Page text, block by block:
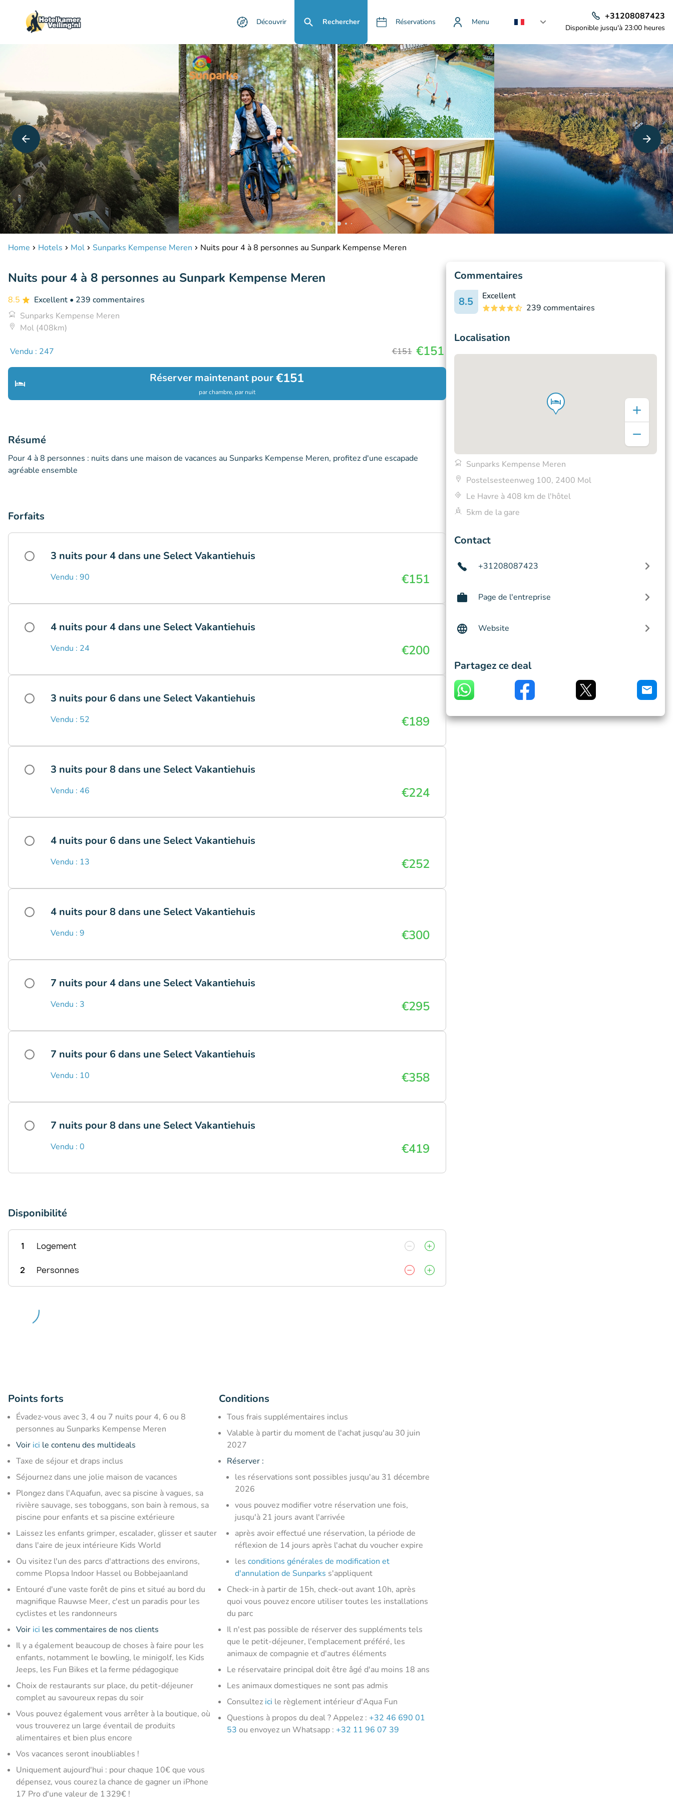
Découvrir Rechercher Réservations Menu
+31208087423
Disponible jusqu'à 23:00 heures
Home Hotels Mol Sunparks Kempense Meren Nuits pour 4 à 8 personnes au Sunpark Kempense Meren
Nuits pour 4 à 8 personnes au Sunpark Kempense Meren
8.5 Excellent • 239 commentaires
Sunparks Kempense Meren
Mol (408km)
Vendu : 247 €151 €151
Réserver maintenant pour€151
par chambre, par nuit
Résumé
Pour 4 à 8 personnes : nuits dans une maison de vacances au Sunparks Kempense Meren, profitez d'une escapade
agréable ensemble
Forfaits
3 nuits pour 4 dans une Select Vakantiehuis
Vendu : 90 €151
4 nuits pour 4 dans une Select Vakantiehuis
Vendu : 24 €200
3 nuits pour 6 dans une Select Vakantiehuis
Vendu : 52 €189
3 nuits pour 8 dans une Select Vakantiehuis
Vendu : 46 €224
4 nuits pour 6 dans une Select Vakantiehuis
Vendu : 13 €252
4 nuits pour 8 dans une Select Vakantiehuis
Vendu : 9 €300
7 nuits pour 4 dans une Select Vakantiehuis
Vendu : 3 €295
7 nuits pour 6 dans une Select Vakantiehuis
Vendu : 10 €358
7 nuits pour 8 dans une Select Vakantiehuis
Vendu : 0 €419
Disponibilité
1 Logement
2 Personnes
Points forts
Évadez-vous avec 3, 4 ou 7 nuits pour 4, 6 ou 8
personnes au Sunparks Kempense Meren
Voir ici le contenu des multideals
Taxe de séjour et draps inclus
Séjournez dans une jolie maison de vacances
Plongez dans l'Aquafun, avec sa piscine à vagues, sa
rivière sauvage, ses toboggans, son bain à remous, sa
piscine pour enfants et sa piscine extérieure
Laissez les enfants grimper, escalader, glisser et sauter
dans l'aire de jeux intérieure Kids World
Ou visitez l'un des parcs d'attractions des environs,
comme Plopsa Indoor Hassel ou Bobbejaanland
Entouré d'une vaste forêt de pins et situé au bord du
magnifique Rauwse Meer, c'est un paradis pour les
cyclistes et les randonneurs
Voir ici les commentaires de nos clients
Il y a également beaucoup de choses à faire pour les
enfants, notamment le bowling, le minigolf, les Kids
Jeeps, les Fun Bikes et la ferme pédagogique
Choix de restaurants sur place, du petit-déjeuner
complet au savoureux repas du soir
Vous pouvez également vous arrêter à la boutique, où
vous trouverez un large éventail de produits
alimentaires et bien plus encore
Vos vacances seront inoubliables !
Uniquement aujourd'hui : pour chaque 10€ que vous
dépensez, vous courez la chance de gagner un iPhone
17 Pro d'une valeur de 1 329€ !
Conditions
Tous frais supplémentaires inclus
Valable à partir du moment de l'achat jusqu'au 30 juin
2027
Réserver :
les réservations sont possibles jusqu'au 31 décembre
2026
vous pouvez modifier votre réservation une fois,
jusqu'à 21 jours avant l'arrivée
après avoir effectué une réservation, la période de
réflexion de 14 jours après l'achat du voucher expire
lesconditions générales de modification et
d'annulation de Sunparks s'appliquent
Check-in à partir de 15h, check-out avant 10h, après
quoi vous pouvez encore utiliser toutes les installations
du parc
Il n'est pas possible de réserver des suppléments tels
que le petit-déjeuner, l'emplacement préféré, les
animaux de compagnie et d'autres éléments
Le réservataire principal doit être âgé d'au moins 18 ans
Les animaux domestiques ne sont pas admis
Consultez ici le règlement intérieur d'Aqua Fun
Questions à propos du deal ? Appelez :+32 46 690 01
53 ou envoyez un Whatsapp :+32 11 96 07 39
Commentaires
8.5
Excellent
239 commentaires
Localisation
Sunparks Kempense Meren
Postelsesteenweg 100, 2400 Mol
Le Havre à 408 km de l'hôtel
5km de la gare
Contact
+31208087423
Page de l'entreprise
Website
Partagez ce deal